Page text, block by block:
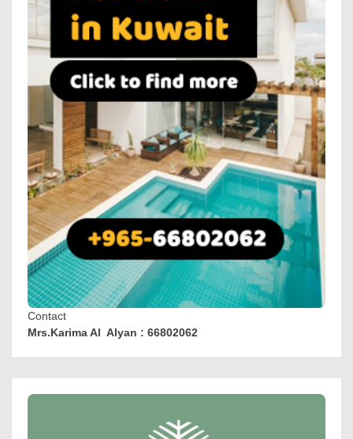
Contact
Mrs.Karima Al Alyan : 66802062